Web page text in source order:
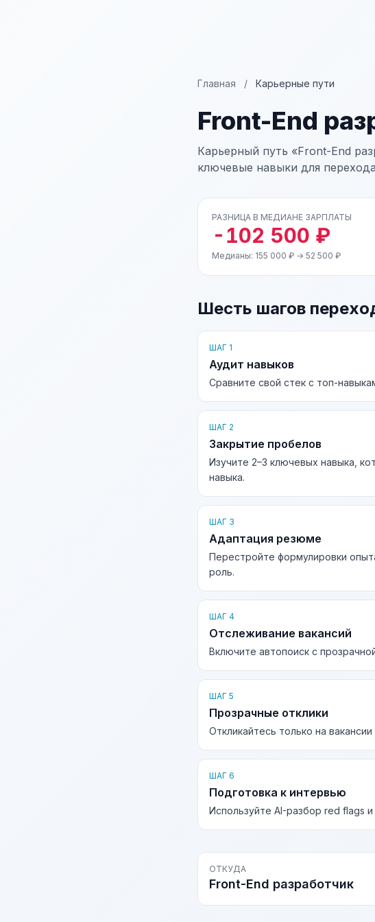
Главная / Карьерные пути
Front-End
Карьерный путь «Front-End
ключевые навыки для
РАЗНИЦА В МЕДИАНЕ ЗАРПЛАТЫ
-102 500 ₽
Медианы: 155 000 ₽ → 52 500 ₽
Шесть шагов
ШАГ 1
Аудит навыков
Сравните свой стек с топ-
ШАГ 2
Закрытие пробелов
Изучите 2–3 ключевых навыка,
навыка.
ШАГ 3
Адаптация резюме
Перестройте формулировки
роль.
ШАГ 4
Отслеживание вакансий
Включите автопоиск с
ШАГ 5
Прозрачные отклики
Откликайтесь только на
ШАГ 6
Подготовка к интервью
Используйте AI-разбор red flags
ОТКУДА
Front-End разработчик